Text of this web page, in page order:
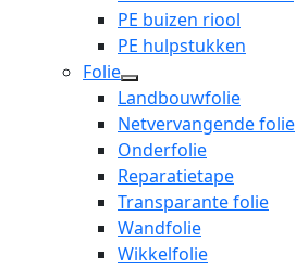
PE buizen riool
PE hulpstukken
Folie
open
dropdown
menu
Landbouwfolie
Netvervangende folie
Onderfolie
Reparatietape
Transparante folie
Wandfolie
Wikkelfolie